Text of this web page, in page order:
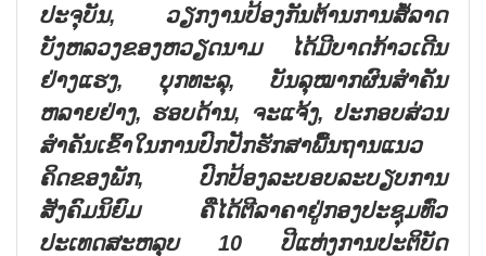
ປະຈຸບັນ, ວຽກງານປ້ອງກັນຕ້ານການສໍ້ລາດ
ບັງຫລວງຂອງຫວຽດນາມ ໄດ້ມີບາດກ້າວເດີນ
ຢ່າງແຮງ, ບຸກທະລຸ, ບັນລຸໝາກຜົນສຳຄັນ
ຫລາຍຢ່າງ, ຮອບດ້ານ, ຈະແຈ້ງ, ປະກອບສ່ວນ
ສຳຄັນເຂົ້າໃນການປົກປັກຮັກສາພື້ນຖານແນວ
ຄິດຂອງພັກ, ປົກປ້ອງລະບອບລະບຽບການ
ສັງຄົມນິຍົມ ຄືໄດ້ຕີລາຄາຢູ່ກອງປະຊຸມທົ່ວ
ປະເທດສະຫລຸບ 10 ປີແຫ່ງການປະຕິບັດ